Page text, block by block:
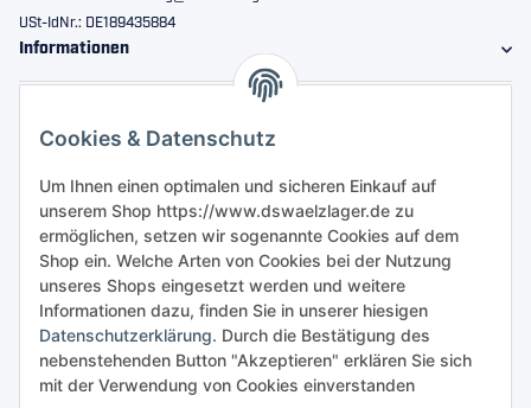
Cookies & Datenschutz
Um Ihnen einen optimalen und sicheren Einkauf auf
unserem Shop https://www.dswaelzlager.de zu
ermöglichen, setzen wir sogenannte Cookies auf dem
Shop ein. Welche Arten von Cookies bei der Nutzung
unseres Shops eingesetzt werden und weitere
Informationen dazu, finden Sie in unserer hiesigen
Datenschutzerklärung. Durch die Bestätigung des
nebenstehenden Button "Akzeptieren" erklären Sie sich
mit der Verwendung von Cookies einverstanden
USt-IdNr.: DE189435884
Informationen
Sicher bestellen